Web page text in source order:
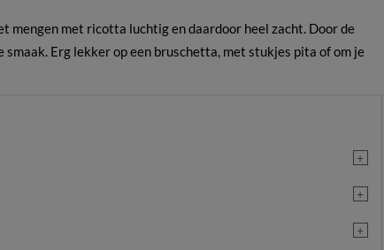
mengen met ricotta luchtig en daardoor heel zacht. Door de
Erg lekker op een bruschetta, met stukjes pita of om je
+
+
+